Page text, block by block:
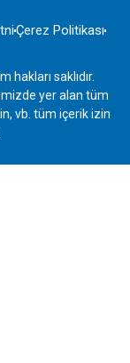
Çerez Politikası
saklıdır.
yer alan tüm
vb. tüm içerik izin